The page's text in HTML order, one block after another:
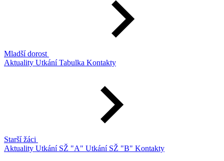
Mladší dorost
Aktuality UtkáníTabulka Kontakty
Starší žáci
Aktuality Utkání SŽ "A" Utkání SŽ "B" Kontakty